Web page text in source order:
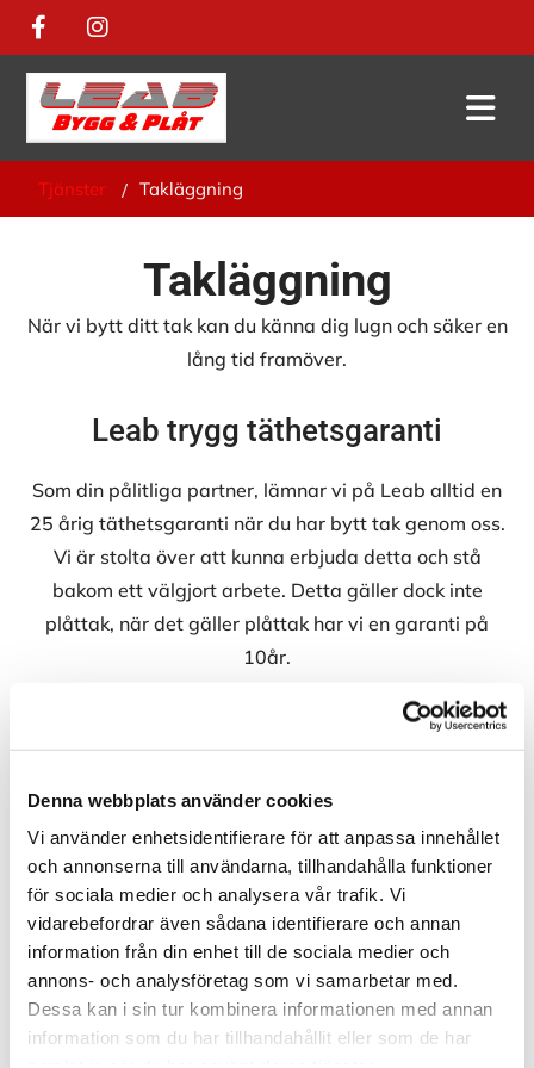
Denna webbplats använder cookies
Vi använder enhetsidentifierare för att anpassa innehållet
och annonserna till användarna, tillhandahålla funktioner
för sociala medier och analysera vår trafik. Vi
vidarebefordrar även sådana identifierare och annan
information från din enhet till de sociala medier och
annons- och analysföretag som vi samarbetar med.
Dessa kan i sin tur kombinera informationen med annan
information som du har tillhandahållit eller som de har
Tjänster / Takläggning
Takläggning
När vi bytt ditt tak kan du känna dig lugn och säker en
lång tid framöver.
Leab trygg täthetsgaranti
Som din pålitliga partner, lämnar vi på Leab alltid en
25 årig täthetsgaranti när du har bytt tak genom oss.
Vi är stolta över att kunna erbjuda detta och stå
bakom ett välgjort arbete. Detta gäller dock inte
plåttak, när det gäller plåttak har vi en garanti på
10år.
Vänligen acceptera
marknadsföringscookies för att se denna
karta.
Accept cookies